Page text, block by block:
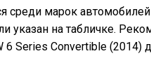
среди марок
указан на табличке.
6 Series Convertible (2014)